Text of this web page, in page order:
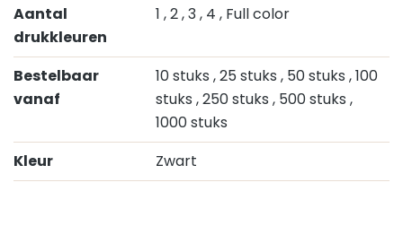
Aantal
drukkleuren
1 , 2, 3, 4 , Full color
Bestelbaar
vanaf
10 stuks , 25 stuks , 50 stuks , 100
stuks , 250 stuks , 500 stuks ,
1000 stuks
Kleur
Zwart